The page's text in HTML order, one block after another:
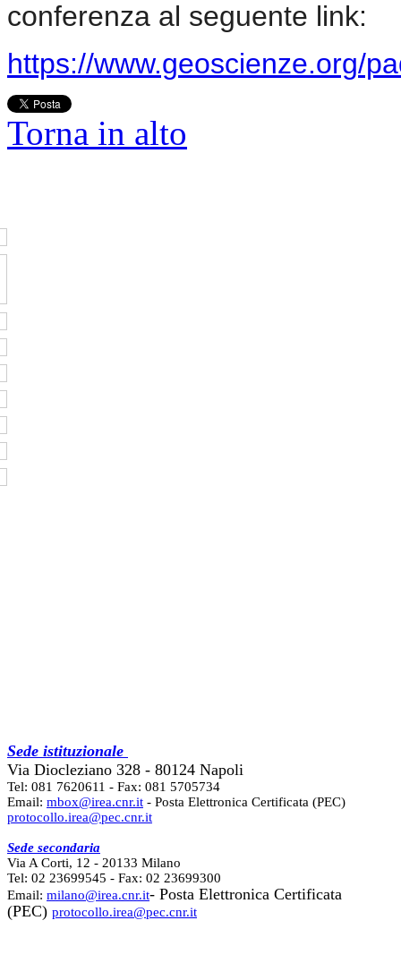
conferenza al seguente link:
https://www.geoscienze.org/
Torna in alto
Sede istituzionale
Via Diocleziano 328 - 80124 Napoli
Tel: 081 7620611 - Fax: 081 5705734
Email: mbox@irea.cnr.it - Posta Elettronica Certificata (PEC)
protocollo.irea@pec.cnr.it
Sede secondaria
Via A Corti, 12 - 20133 Milano
Tel: 02 23699545 - Fax: 02 23699300
Email: milano@irea.cnr.it- Posta Elettronica Certificata
(PEC) protocollo.irea@pec.cnr.it